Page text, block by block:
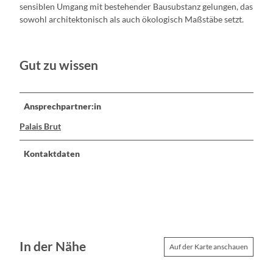
sensiblen Umgang mit bestehender Bausubstanz gelungen, das
sowohl architektonisch als auch ökologisch Maßstäbe setzt.
Gut zu wissen
Ansprechpartner:in
Palais Brut
Kontaktdaten
In der Nähe Auf der Karte anschauen